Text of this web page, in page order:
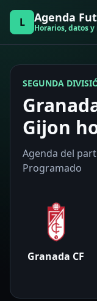
L Agenda
Horarios, datos
SEGUNDA
Gijon
Agenda del
Programado
Granada CF